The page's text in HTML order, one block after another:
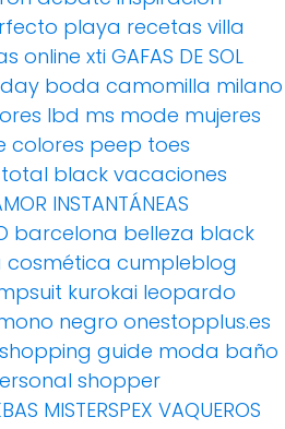
playa recetas villa
online xti GAFAS DE SOL
boda camomilla milano
lbd ms mode mujeres
colores peep toes
total black vacaciones
INSTANTÁNEAS
barcelona belleza black
cosmética cumpleblog
kurokai leopardo
negro onestopplus.es
shopping guide moda baño
shopper
MISTERSPEX VAQUEROS